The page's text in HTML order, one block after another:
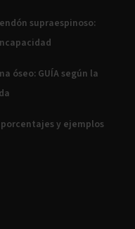
supraespinoso:
óseo: GUÍA según la
y ejemplos